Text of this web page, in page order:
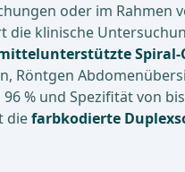
oder im
klinische
Spiral-
Röntgen
% und Spezifität von
diefarbkodierte